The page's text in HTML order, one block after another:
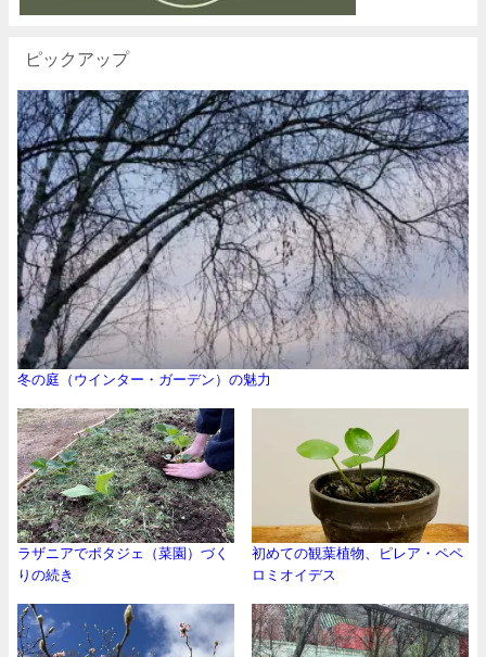
ピックアップ
冬の庭（ウインター・ガーデン）の魅力
ラザニアでポタジェ（菜園）づく
りの続き
初めての観葉植物、ピレア・ペペ
ロミオイデス